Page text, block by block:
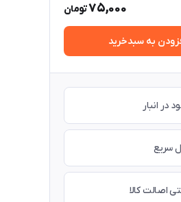
75,000تومان
به سبدخرید
در انبار
سریع
اصالت کالا